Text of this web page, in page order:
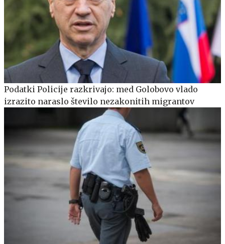
Podatki Policije razkrivajo: med Golobovo vlado
izrazito naraslo število nezakonitih migrantov